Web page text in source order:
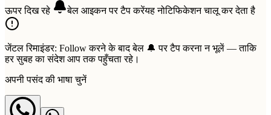
ऊपर दिख रहे
बेल आइकन पर टैप करेंयह नोटिफिकेशन चालू कर देता है
जेंटल रिमाइंडर: Follow करने के बाद बेल 🔔 पर टैप करना न भूलें — ताकि
हर सुबह का संदेश आप तक पहुँचता रहे।
अपनी पसंद की भाषा चुनें